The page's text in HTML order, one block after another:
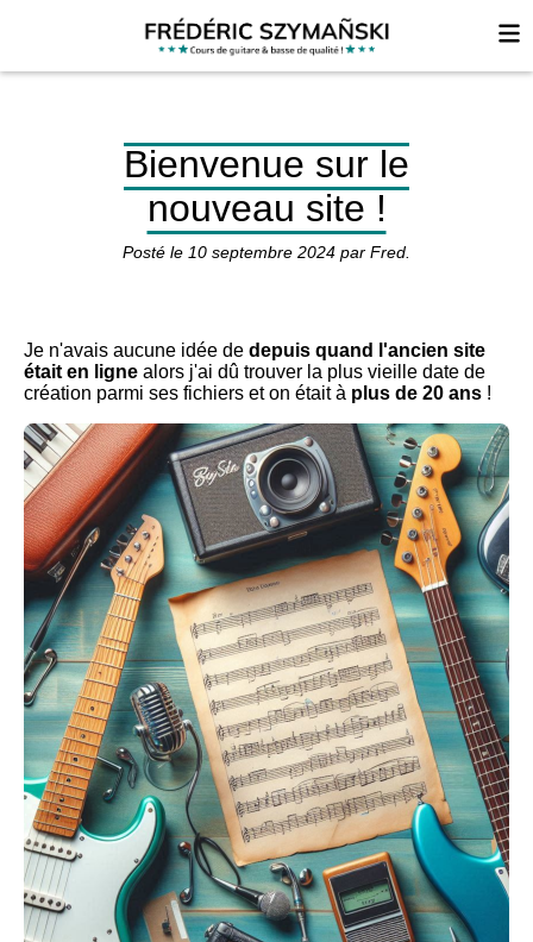
Bienvenue sur le
nouveau site !
Posté le 10 septembre 2024 par Fred
Je n'avais aucune idée de depuis quand l'ancien site
était en ligne alors j'ai dû trouver la plus vieille date de
création parmi ses fichiers et on était à plus de 20 ans !